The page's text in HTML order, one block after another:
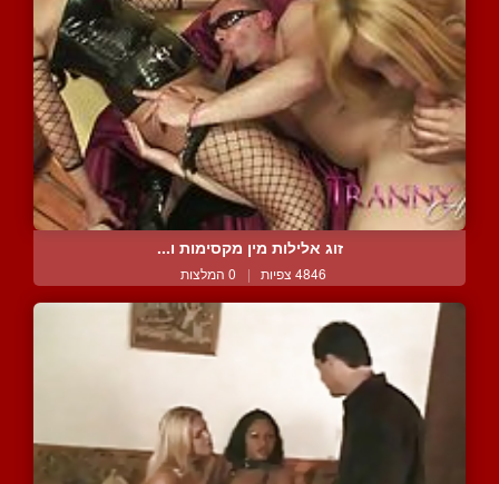
זוג אלילות מין מקסימות ו...
4846 צפיות | 0 המלצות